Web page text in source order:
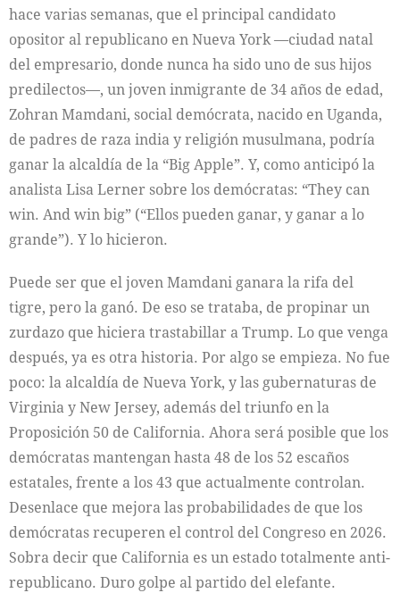
hace varias semanas, que el principal candidato
opositor al republicano en Nueva York —ciudad natal
del empresario, donde nunca ha sido uno de sus hijos
predilectos—, un joven inmigrante de 34 años de edad,
Zohran Mamdani, social demócrata, nacido en Uganda,
de padres de raza india y religión musulmana, podría
ganar la alcaldía de la “Big Apple”. Y, como anticipó la
analista Lisa Lerner sobre los demócratas: “They can
win. And win big” (“Ellos pueden ganar, y ganar a lo
grande”). Y lo hicieron.
Puede ser que el joven Mamdani ganara la rifa del
tigre, pero la ganó. De eso se trataba, de propinar un
zurdazo que hiciera trastabillar a Trump. Lo que venga
después, ya es otra historia. Por algo se empieza. No fue
poco: la alcaldía de Nueva York, y las gubernaturas de
Virginia y New Jersey, además del triunfo en la
Proposición 50 de California. Ahora será posible que los
demócratas mantengan hasta 48 de los 52 escaños
estatales, frente a los 43 que actualmente controlan.
Desenlace que mejora las probabilidades de que los
demócratas recuperen el control del Congreso en 2026.
Sobra decir que California es un estado totalmente anti-
republicano. Duro golpe al partido del elefante.